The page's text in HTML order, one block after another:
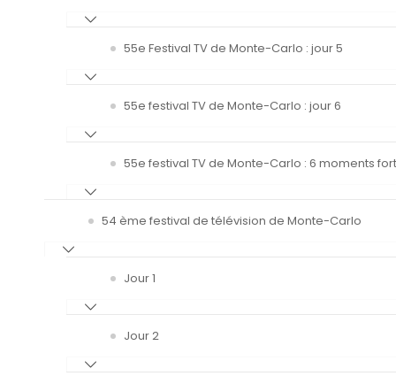
55e Festival TV de Monte-Carlo : jour 5
55e festival TV de Monte-Carlo : jour 6
55e festival TV de Monte-Carlo : 6 moments
54 ème festival de télévision de Monte-Carlo
Jour 1
Jour 2